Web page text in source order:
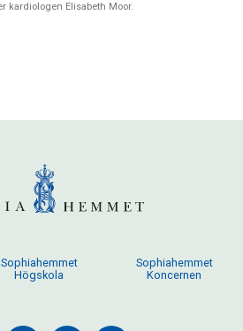
kardiologen Elisabeth Moor.
Sophiahemmet
Högskola
Sophiahemmet
Koncernen